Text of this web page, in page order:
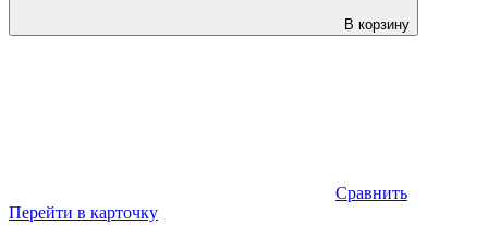
В корзину
Сравнить
Перейти в карточку